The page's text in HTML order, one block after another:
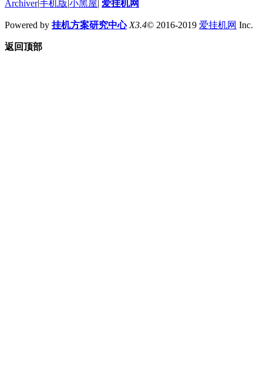
Archiver|手机版|小黑屋| 爱挂机网
Powered by 挂机方案研究中心 X3.4© 2016-2019 爱挂机网 Inc.
返回顶部